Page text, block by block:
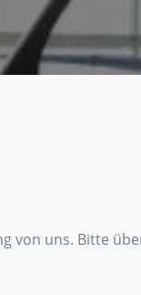
von uns. Bitte